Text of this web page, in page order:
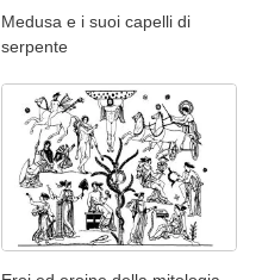
Medusa e i suoi capelli di
serpente